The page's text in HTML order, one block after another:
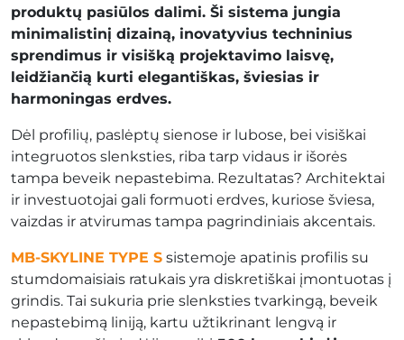
produktų pasiūlos dalimi. Ši sistema jungia
minimalistinį dizainą, inovatyvius techninius
sprendimus ir visišką projektavimo laisvę,
leidžiančią kurti elegantiškas, šviesias ir
harmoningas erdves.
Dėl profilių, paslėptų sienose ir lubose, bei visiškai
integruotos slenksties, riba tarp vidaus ir išorės
tampa beveik nepastebima. Rezultatas? Architektai
ir investuotojai gali formuoti erdves, kuriose šviesa,
vaizdas ir atvirumas tampa pagrindiniais akcentais.
MB-SKYLINE TYPE S sistemoje apatinis profilis su
stumdomaisiais ratukais yra diskretiškai įmontuotas į
grindis. Tai sukuria prie slenksties tvarkingą, beveik
nepastebimą liniją, kartu užtikrinant lengvą ir